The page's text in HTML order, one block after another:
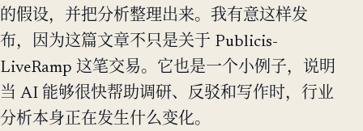
的假设，并把分析整理出来。我有意这样发
布，因为这篇文章不只是关于 Publicis-
LiveRamp 这笔交易。它也是一个小例子，说明
当 AI 能够很快帮助调研、反驳和写作时，行业
分析本身正在发生什么变化。